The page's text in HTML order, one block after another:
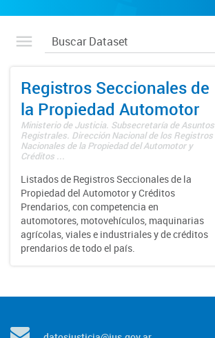
Registros Seccionales de
la Propiedad Automotor
Ministerio de Justicia. Subsecretaría de Asuntos
Registrales. Dirección Nacional de los Registros
Nacionales de la Propiedad del Automotor y
Créditos ...
Listados de Registros Seccionales de la
Propiedad del Automotor y Créditos
Prendarios, con competencia en
automotores, motovehículos, maquinarias
agrícolas, viales e industriales y de créditos
prendarios de todo el país.